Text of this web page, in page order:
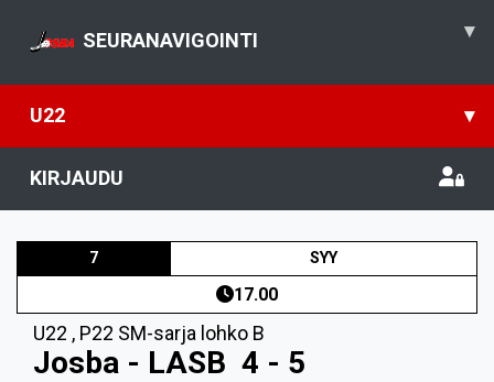
SEURANAVIGOINTI ▾
U22 ▾
KIRJAUDU
7 SYY
17.00
U22 , P22 SM-sarja lohko B
Josba - LASB 4 - 5